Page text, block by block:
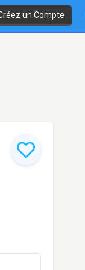
un Compte